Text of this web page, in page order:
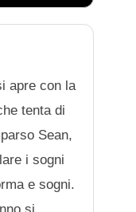
apre con la
tenta di
Sean,
i sogni
e sogni.
si